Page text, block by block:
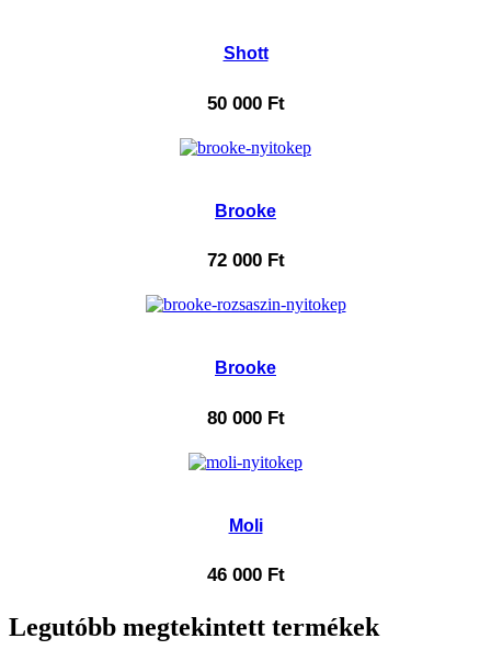
Shott
50 000 Ft
Brooke
72 000 Ft
Brooke
80 000 Ft
Moli
46 000 Ft
Legutóbb megtekintett termékek